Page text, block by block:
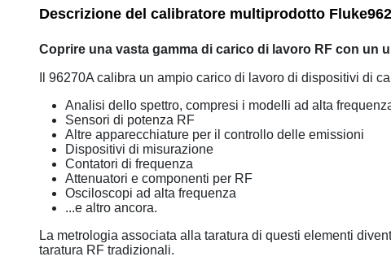
Descrizione del calibratore multiprodotto
Coprire una vasta gamma di carico di lavoro RF con un
Il 96270A calibra un ampio carico di lavoro di dispositivi di
Analisi dello spettro, compresi i modelli ad alta
Sensori di potenza RF
Altre apparecchiature per il controllo delle emissioni
Dispositivi di misurazione
Contatori di frequenza
Attenuatori e componenti per RF
Osciloscopi ad alta frequenza
...e altro ancora.
La metrologia associata alla taratura di questi elementi
taratura RF tradizionali.